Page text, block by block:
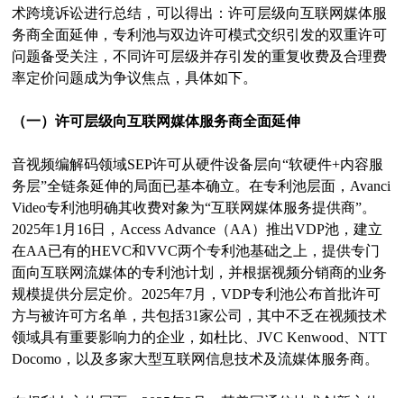
术跨境诉讼进行总结，可以得出：许可层级向互联网媒体服
务商全面延伸，专利池与双边许可模式交织引发的双重许可
问题备受关注，不同许可层级并存引发的重复收费及合理费
率定价问题成为争议焦点，具体如下。
（一）许可层级向互联网媒体服务商全面延伸
音视频编解码领域SEP许可从硬件设备层向“软硬件+内容服
务层”全链条延伸的局面已基本确立。在专利池层面，Avanci
Video专利池明确其收费对象为“互联网媒体服务提供商”。
2025年1月16日，Access Advance（AA）推出VDP池，建立
在AA已有的HEVC和VVC两个专利池基础之上，提供专门
面向互联网流媒体的专利池计划，并根据视频分销商的业务
规模提供分层定价。2025年7月，VDP专利池公布首批许可
方与被许可方名单，共包括31家公司，其中不乏在视频技术
领域具有重要影响力的企业，如杜比、JVC Kenwood、NTT
Docomo，以及多家大型互联网信息技术及流媒体服务商。